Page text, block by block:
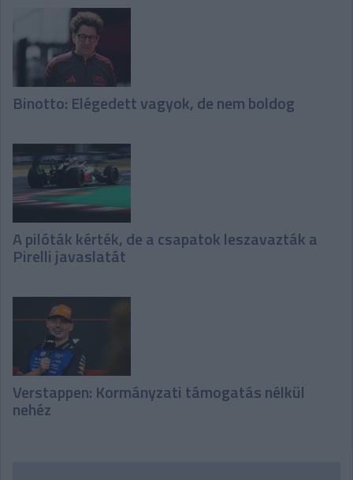
Binotto: Elégedett vagyok, de nem boldog
A pilóták kérték, de a csapatok leszavazták a
Pirelli javaslatát
Verstappen: Kormányzati támogatás nélkül
nehéz